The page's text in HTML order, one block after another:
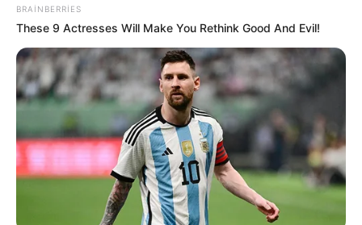
Mərkəzi Bank qərar
Bizi Facebook-da
izləyin
izləyin
Bizə yazın: (+99450) 247 90 86
BRAINBERRIES
These 9 Actresses Will Make You Rethink Good And Evil!